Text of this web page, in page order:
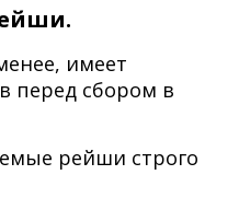
имеет
перед сбором в
рейши строго